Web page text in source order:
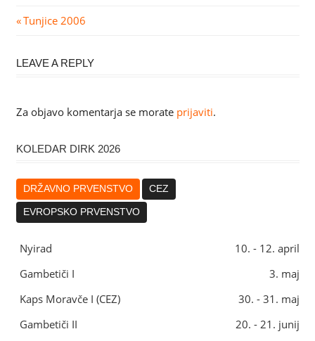
Navigacija
Previous
Tunjice 2006
LEAVE A REPLY
Za objavo komentarja se morate prijaviti.
KOLEDAR DIRK 2026
DRŽAVNO PRVENSTVO CEZ
EVROPSKO PRVENSTVO
Nyirad
10. - 12. april
Gambetiči I
3. maj
Kaps Moravče I (CEZ)
30. - 31. maj
Gambetiči II
20. - 21. junij